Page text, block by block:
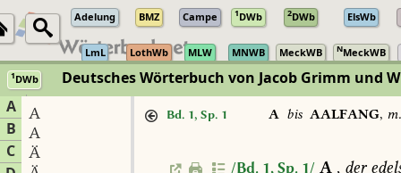
Adelung BMZ Campe 1DWb 2DWb ElsWb
LmL LothWb MLW MNWB MeckWB NMeckWB
1DWb Deutsches Wörterbuch von Jacob Grimm und
A
B
C
A
A
Ä
Bd. 1, Sp. 1 Abis AALFANG, m.
/Bd. 1, Sp. 1/ A , der